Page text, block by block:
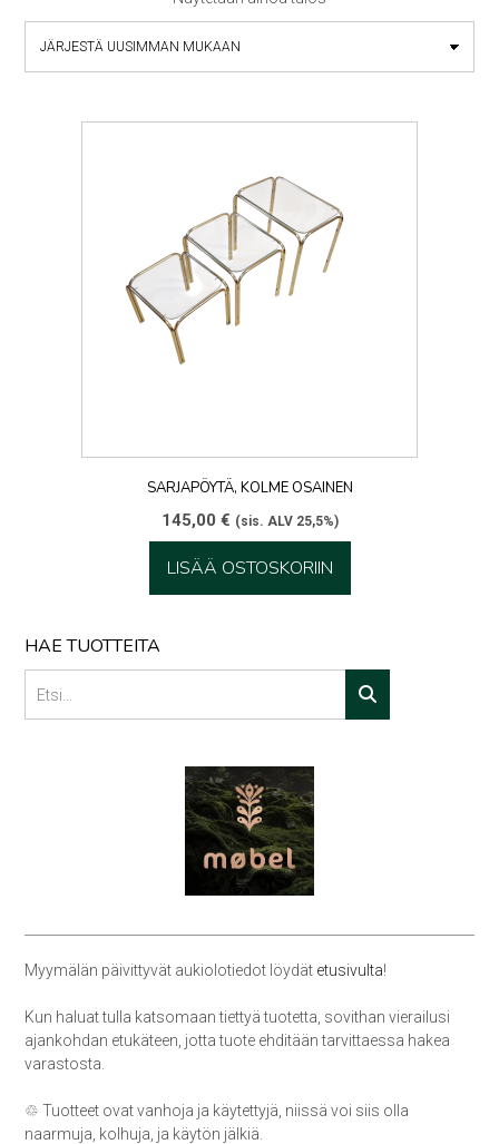
SARJAPÖYTÄ, KOLME OSAINEN
145,00 € (sis. ALV 25,5%)
LISÄÄ OSTOSKORIIN
HAE TUOTTEITA
Myymälän päivittyvät aukiolotiedot löydät etusivulta!
Kun haluat tulla katsomaan tiettyä tuotetta, sovithan vierailusi
ajankohdan etukäteen, jotta tuote ehditään tarvittaessa hakea
varastosta.
♲ Tuotteet ovat vanhoja ja käytettyjä, niissä voi siis olla
naarmuja, kolhuja, ja käytön jälkiä.